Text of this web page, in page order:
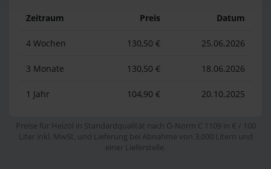
Zeitraum Preis Datum
4 Wochen 130,50 € 25.06.2026
3 Monate 130,50 € 18.06.2026
1 Jahr 104,90 € 20.10.2025
Preise für Heizöl in Standardqualität nach Ö-Norm C 1109 in € / 100
Liter inkl. MwSt. und Lieferung bei Abnahme von 3.000 Litern und
einer Lieferstelle.